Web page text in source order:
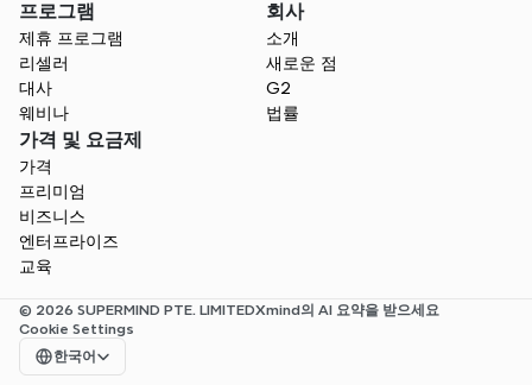
프로그램
제휴 프로그램
리셀러
대사
웨비나
회사
소개
새로운 점
G2
법률
가격 및 요금제
가격
프리미엄
비즈니스
엔터프라이즈
교육
© 2026 SUPERMIND PTE. LIMITEDXmind의 AI 요약을 받으세요
Cookie Settings
Select Language
한국어